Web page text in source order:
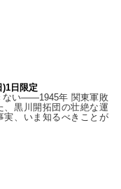
日限定
ない——1945年 関東軍敗
、黒川開拓団の壮絶な運
、いま知るべきことが